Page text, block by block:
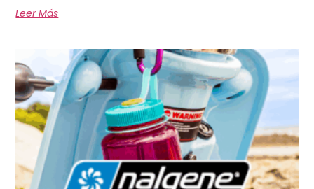
Leer Más